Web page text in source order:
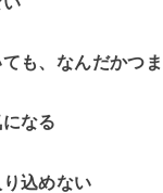
ても、なんだかつ
なる
り込めない